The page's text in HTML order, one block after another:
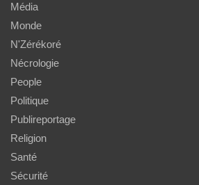
Média
Monde
N'Zérékoré
Nécrologie
People
Politique
Publireportage
Religion
Santé
Sécurité